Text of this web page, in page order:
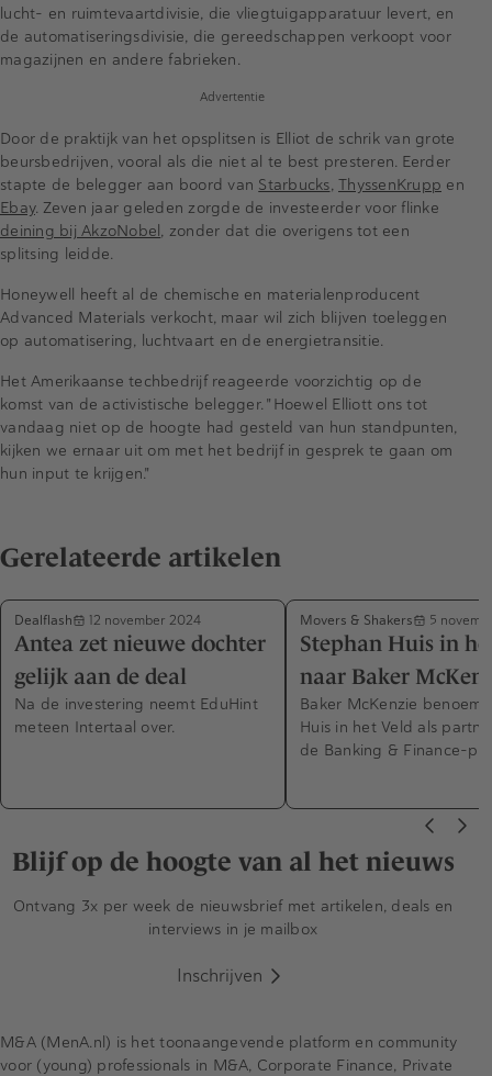
lucht- en ruimtevaartdivisie, die vliegtuigapparatuur levert, en
de automatiseringsdivisie, die gereedschappen verkoopt voor
magazijnen en andere fabrieken.
Advertentie
Door de praktijk van het opsplitsen is Elliot de schrik van grote
beursbedrijven, vooral als die niet al te best presteren. Eerder
stapte de belegger aan boord van Starbucks, ThyssenKrupp en
Ebay. Zeven jaar geleden zorgde de investeerder voor flinke
deining bij AkzoNobel, zonder dat die overigens tot een
splitsing leidde.
Honeywell heeft al de chemische en materialenproducent
Advanced Materials verkocht, maar wil zich blijven toeleggen
op automatisering, luchtvaart en de energietransitie.
Het Amerikaanse techbedrijf reageerde voorzichtig op de
komst van de activistische belegger. "Hoewel Elliott ons tot
vandaag niet op de hoogte had gesteld van hun standpunten,
kijken we ernaar uit om met het bedrijf in gesprek te gaan om
hun input te krijgen."
Gerelateerde artikelen
Dealflash 12 november 2024
Antea zet nieuwe dochter
gelijk aan de deal
Na de investering neemt EduHint
meteen Intertaal over.
Movers & Shakers 5
Stephan Huis in
naar Baker
Baker McKenzie
Huis in het Veld als
de Banking & Finance-
Blijf op de hoogte van al het nieuws
Ontvang 3x per week de nieuwsbrief met artikelen, deals en
interviews in je mailbox
Inschrijven
M&A (MenA.nl) is het toonaangevende platform en community
voor (young) professionals in M&A, Corporate Finance, Private